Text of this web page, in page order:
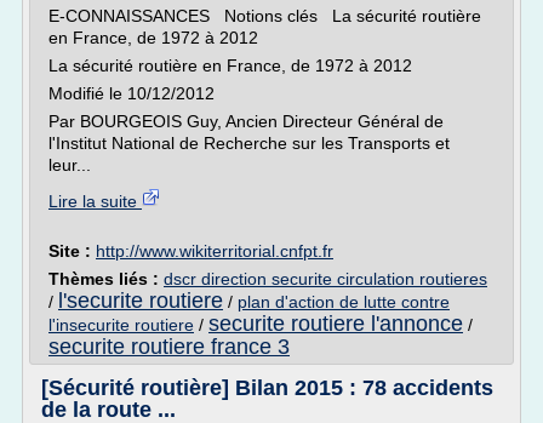
E-CONNAISSANCES Notions clés La sécurité routière
en France, de 1972 à 2012
La sécurité routière en France, de 1972 à 2012
Modifié le 10/12/2012
Par BOURGEOIS Guy, Ancien Directeur Général de
l'Institut National de Recherche sur les Transports et
leur...
Lire la suite
Site : http://www.wikiterritorial.cnfpt.fr
Thèmes liés : dscr direction securite circulation routieres
/ l'securite routiere / plan d'action de lutte contre
l'insecurite routiere / securite routiere l'annonce /
securite routiere france 3
[Sécurité routière] Bilan 2015 : 78 accidents
de la route ...